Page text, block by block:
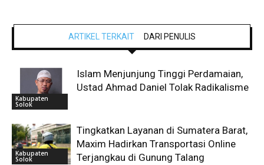
ARTIKEL TERKAIT DARI PENULIS
Kabupaten
Solok
Islam Menjunjung Tinggi Perdamaian,
Ustad Ahmad Daniel Tolak Radikalisme
Kabupaten
Solok
Tingkatkan Layanan di Sumatera Barat,
Maxim Hadirkan Transportasi Online
Terjangkau di Gunung Talang